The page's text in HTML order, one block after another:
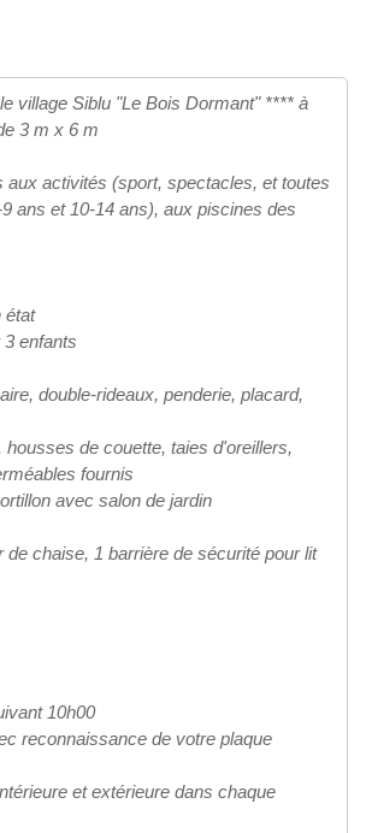
village Siblu "Le Bois Dormant" **** à
3 m x 6 m
activités (sport, spectacles, et toutes
ans et 10-14 ans), aux piscines des
état
enfants
double-rideaux, penderie, placard,
de couette, taies d'oreillers,
fournis
avec salon de jardin
chaise, 1 barrière de sécurité pour lit
10h00
reconnaissance de votre plaque
et extérieure dans chaque